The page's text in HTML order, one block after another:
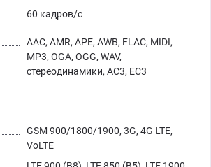
60 кадров/с
AAC, AMR, APE, AWB, FLAC, MIDI,
MP3, OGA, OGG, WAV,
стереодинамики, AC3, EC3
GSM 900/1800/1900, 3G, 4G LTE,
VoLTE